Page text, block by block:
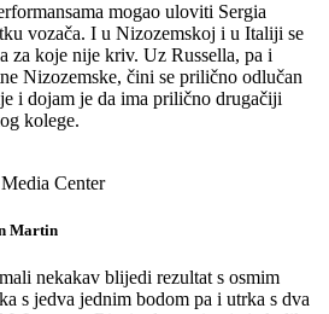
mogao uloviti Sergia
vozača. I u Nizozemskoj i u Italiji se
za koje nije kriv. Uz Russella, pa i
Nizozemske, čini se prilično odlučan
i dojam je da ima prilično drugačiji
kolege.
Center
Martin
nekakav blijedi rezultat s osmim
s jedva jednim bodom pa i utrka s dva